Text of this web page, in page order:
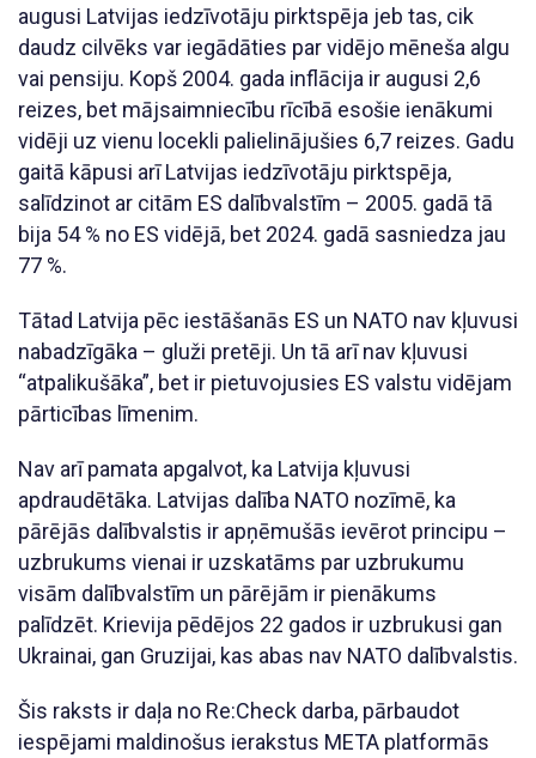
augusi Latvijas iedzīvotāju pirktspēja jeb tas, cik
daudz cilvēks var iegādāties par vidējo mēneša algu
vai pensiju. Kopš 2004. gada inflācija ir augusi 2,6
reizes, bet mājsaimniecību rīcībā esošie ienākumi
vidēji uz vienu locekli palielinājušies 6,7 reizes. Gadu
gaitā kāpusi arī Latvijas iedzīvotāju pirktspēja,
salīdzinot ar citām ES dalībvalstīm – 2005. gadā tā
bija 54 % no ES vidējā, bet 2024. gadā sasniedza jau
77 %.
Tātad Latvija pēc iestāšanās ES un NATO nav kļuvusi
nabadzīgāka – gluži pretēji. Un tā arī nav kļuvusi
“atpalikušāka”, bet ir pietuvojusies ES valstu vidējam
pārticības līmenim.
Nav arī pamata apgalvot, ka Latvija kļuvusi
apdraudētāka. Latvijas dalība NATO nozīmē, ka
pārējās dalībvalstis ir apņēmušās ievērot principu –
uzbrukums vienai ir uzskatāms par uzbrukumu
visām dalībvalstīm un pārējām ir pienākums
palīdzēt. Krievija pēdējos 22 gados ir uzbrukusi gan
Ukrainai, gan Gruzijai, kas abas nav NATO dalībvalstis.
Šis raksts ir daļa no Re:Check darba, pārbaudot
iespējami maldinošus ierakstus META platformās